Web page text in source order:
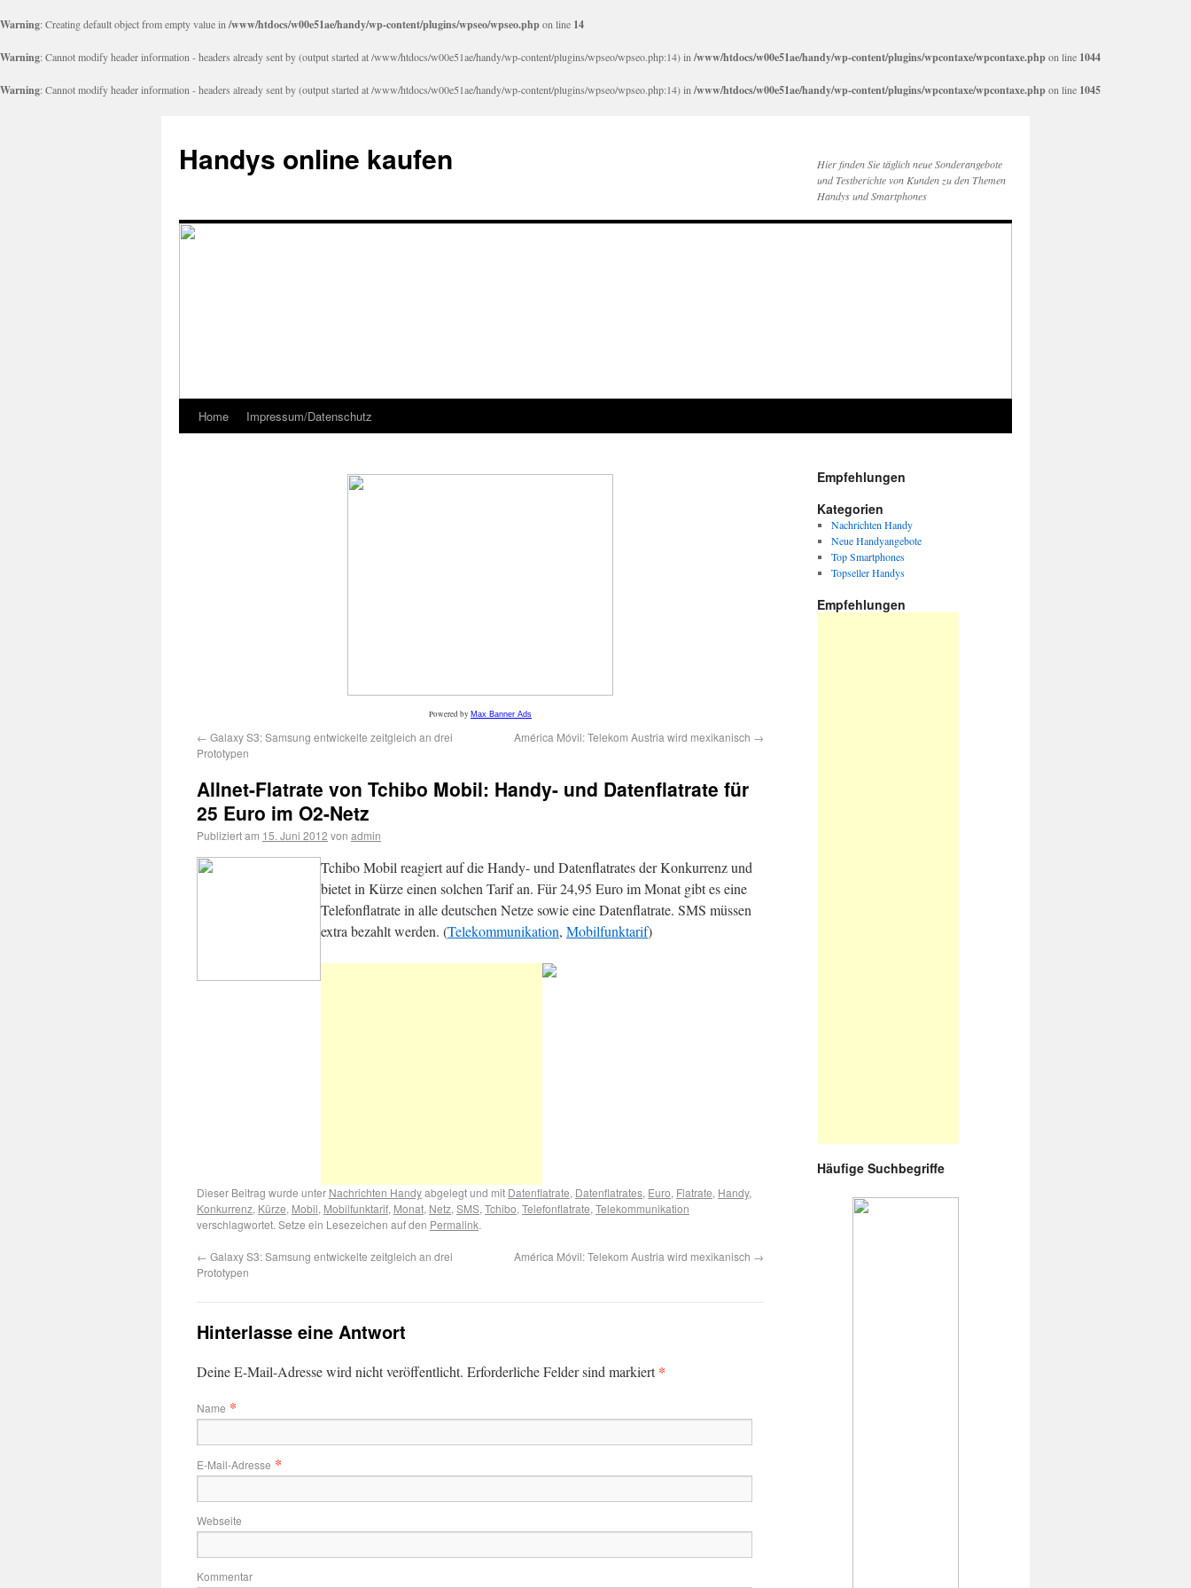
Warning: Creating default object from empty value in /www/htdocs/w00e51ae/handy/wp-content/plugins/wpseo/wpseo.phpon line 14
Warning: Cannot modify header information - headers already sent by (output started at /www/htdocs/w00e51ae/handy/wp-content/plugins/wpseo/wpseo.php:14) in /www/htdocs/w00e51ae/handy/wp-content/plugins/wpcontaxe/wpcontaxe.phpon line 1044
Warning: Cannot modify header information - headers already sent by (output started at /www/htdocs/w00e51ae/handy/wp-content/plugins/wpseo/wpseo.php:14) in /www/htdocs/w00e51ae/handy/wp-content/plugins/wpcontaxe/wpcontaxe.phpon line 1045
Handys online kaufen
Hier finden Sie täglich neue Sonderangebote
und Testberichte von Kunden zu den Themen
Handys und Smartphones
Home Impressum/Datenschutz
Powered by Max Banner Ads
← Galaxy S3: Samsung entwickelte zeitgleich an drei
Prototypen
América Móvil: Telekom Austria wird mexikanisch →
Allnet-Flatrate von Tchibo Mobil: Handy- und Datenflatrate für
25 Euro im O2-Netz
Publiziert am 15. Juni 2012 von admin
Tchibo Mobil reagiert auf die Handy- und Datenflatrates der Konkurrenz und
bietet in Kürze einen solchen Tarif an. Für 24,95 Euro im Monat gibt es eine
Telefonflatrate in alle deutschen Netze sowie eine Datenflatrate. SMS müssen
extra bezahlt werden. (Telekommunikation, Mobilfunktarif)
Dieser Beitrag wurde unter Nachrichten Handyabgelegt und mit Datenflatrate, Datenflatrates, Euro, Flatrate, Handy,
Konkurrenz, Kürze, Mobil, Mobilfunktarif, Monat, Netz, SMS, Tchibo, Telefonflatrate, Telekommunikation
verschlagwortet. Setze ein Lesezeichen auf den Permalink.
← Galaxy S3: Samsung entwickelte zeitgleich an drei
Prototypen
América Móvil: Telekom Austria wird mexikanisch →
Hinterlasse eine Antwort
Deine E-Mail-Adresse wird nicht veröffentlicht. Erforderliche Felder sind markiert*
Name *
E-Mail-Adresse *
Webseite
Kommentar
Empfehlungen
Kategorien
Nachrichten Handy
Neue Handyangebote
Top Smartphones
Topseller Handys
Empfehlungen
Häufige Suchbegriffe